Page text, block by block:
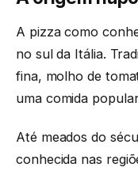
A pizza como
no sul da Itália.
fina, molho de
uma comida
Até meados do
conhecida nas